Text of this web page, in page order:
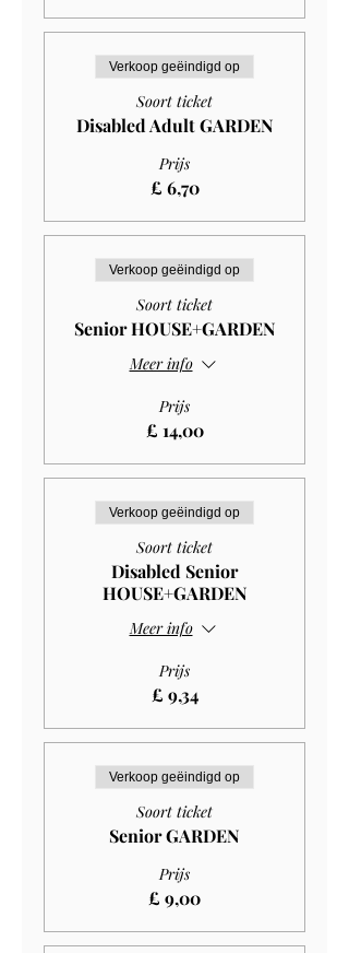
Verkoop geëindigd op
Soort ticket
Disabled Adult GARDEN
Prijs
£ 6,70
Verkoop geëindigd op
Soort ticket
Senior HOUSE+GARDEN
Meer info
Prijs
£ 14,00
Verkoop geëindigd op
Soort ticket
Disabled Senior
HOUSE+GARDEN
Meer info
Prijs
£ 9,34
Verkoop geëindigd op
Soort ticket
Senior GARDEN
Prijs
£ 9,00